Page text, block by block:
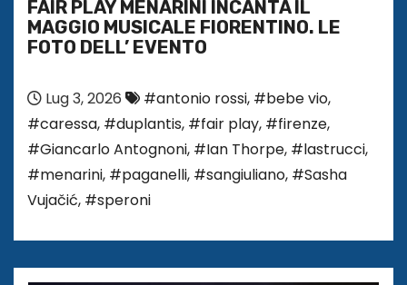
FAIR PLAY MENARINI INCANTA IL
MAGGIO MUSICALE FIORENTINO. LE
FOTO DELL’ EVENTO
Lug 3, 2026 #antonio rossi, #bebe vio,
#caressa, #duplantis, #fair play, #firenze,
#Giancarlo Antognoni, #Ian Thorpe, #lastrucci,
#menarini, #paganelli, #sangiuliano, #Sasha
Vujačić, #speroni